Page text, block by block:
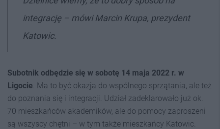
integrację – mówi Marcin Krupa, prezydent
Katowic.
Subotnik odbędzie się w sobotę 14 maja 2022 r. w
Ligocie. Ma to być okazja do wspólnego sprzątania, ale też
do poznania się i integracji. Udział zadeklarowało już ok.
70 mieszkańców akademików, ale do pomocy zaproszeni
są wszyscy chętni – w tym także mieszkańcy Katowic.